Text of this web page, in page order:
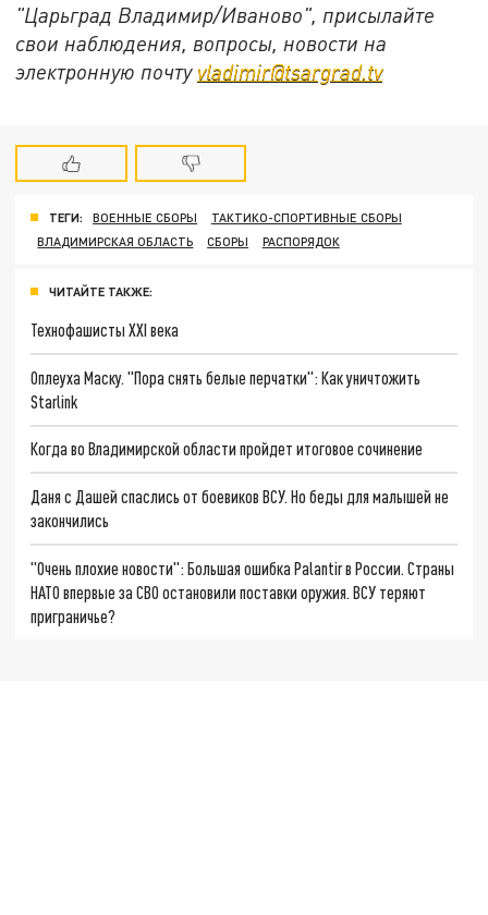
"Царьград Владимир/Иваново", присылайте
свои наблюдения, вопросы, новости на
электронную почту vladimir@tsargrad.tv
ТЕГИ: ВОЕННЫЕ СБОРЫ
ТАКТИКО-СПОРТИВНЫЕ СБОРЫ
ВЛАДИМИРСКАЯ ОБЛАСТЬ
СБОРЫ РАСПОРЯДОК
ЧИТАЙТЕ ТАКЖЕ:
Технофашисты XXI века
Оплеуха Маску. "Пора снять белые перчатки": Как уничтожить
Starlink
Когда во Владимирской области пройдет итоговое сочинение
Даня с Дашей спаслись от боевиков ВСУ. Но беды для малышей не
закончились
"Очень плохие новости": Большая ошибка Palantir в России. Страны
НАТО впервые за СВО остановили поставки оружия. ВСУ теряют
приграничье?